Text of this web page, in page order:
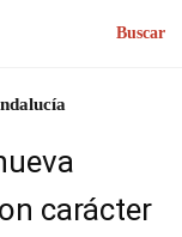
Buscar
carácter